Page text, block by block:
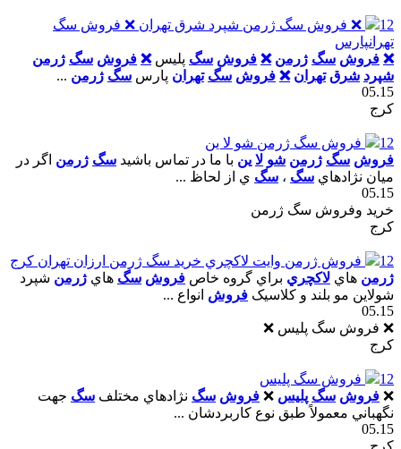
12
❌ فروش سگ ژرمن شپرد شرق تهران ❌ فروش سگ
تهرانپارس
❌ فروش سگ ژرمن ❌ فروش سگ پليس❌ فروش سگ ژرمن
شپرد شرق تهران ❌ فروش سگ تهران پارس سگ ژرمن ...
05.15
کرج
12
فروش سگ ژرمن شو لا ين
فروش سگ ژرمن شو لا ين با ما در تماس باشيد سگ ژرمن اگر در
ميان نژادهاي سگ ، سگ ي از لحاظ ...
05.15
خرید وفروش سگ ژرمن
کرج
12
فروش ژرمن وايت لاکچري خريد سگ ژرمن ارزان تهران کرج
ژرمن هاي لاکچري براي گروه خاص فروش سگ هاي ژرمن شپرد
شولاين مو بلند و کلاسيک فروش انواع ...
05.15
❌ فروش سگ پلیس ❌
کرج
12
فروش سگ پليس
❌ فروش سگ پليس ❌ فروش سگ نژادهاي مختلف سگ جهت
نگهباني معمولاً طبق نوع کاربردشان ...
05.15
کرج